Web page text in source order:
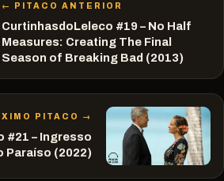
← PITACO ANTERIOR
CurtinhasdoLeleco #19 – No Half
Measures: Creating The Final
Season of Breaking Bad (2013)
PITACO →
#21 – Ingresso
Paraíso (2022)